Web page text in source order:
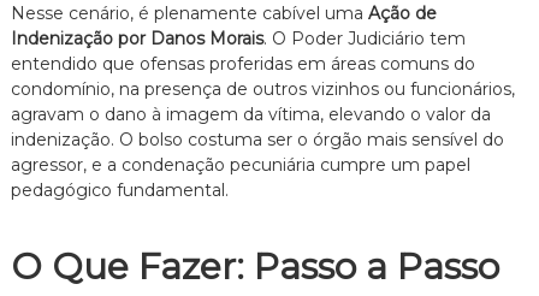
Nesse cenário, é plenamente cabível uma Ação de
Indenização por Danos Morais. O Poder Judiciário tem
entendido que ofensas proferidas em áreas comuns do
condomínio, na presença de outros vizinhos ou funcionários,
agravam o dano à imagem da vítima, elevando o valor da
indenização. O bolso costuma ser o órgão mais sensível do
agressor, e a condenação pecuniária cumpre um papel
pedagógico fundamental.
O Que Fazer: Passo a Passo